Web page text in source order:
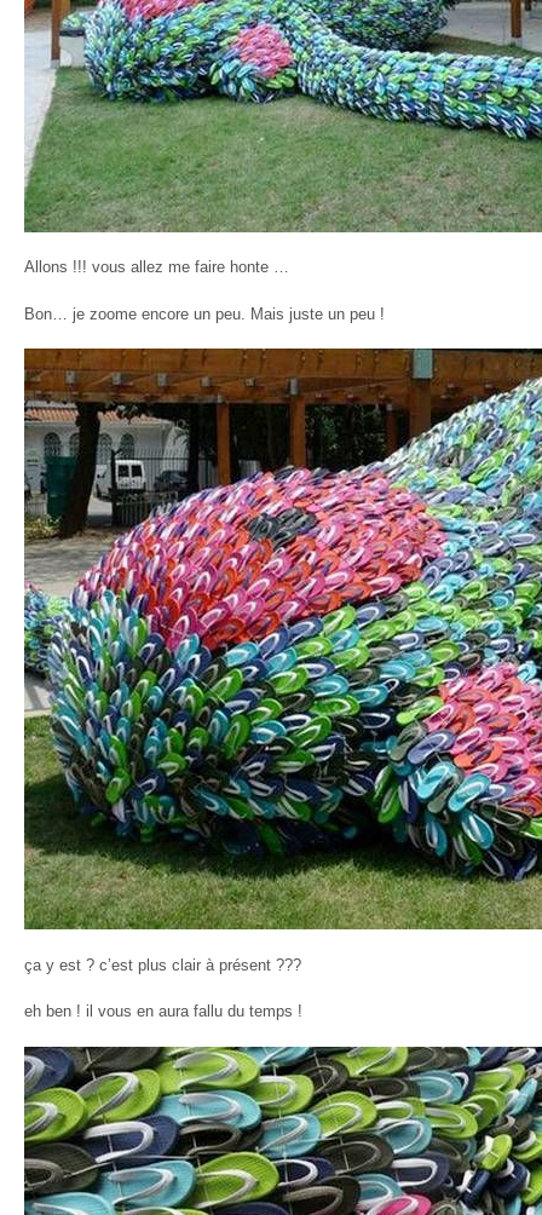
Allons !!! vous allez me faire honte …
Bon… je zoome encore un peu. Mais juste un peu !
ça y est ? c’est plus clair à présent ???
eh ben ! il vous en aura fallu du temps !